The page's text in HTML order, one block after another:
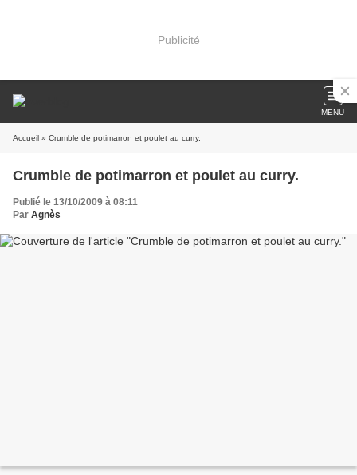
Publicité
MENU
Accueil » Crumble de potimarron et poulet au curry.
Crumble de potimarron et poulet au curry.
Publié le 13/10/2009 à 08:11
Par Agnès